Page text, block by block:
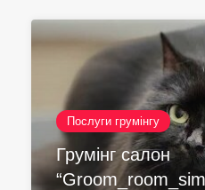
Послуги грумінгу
Грумінг салон